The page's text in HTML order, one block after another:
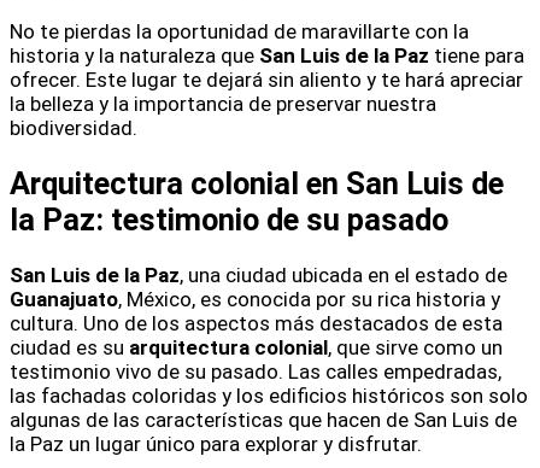
No te pierdas la oportunidad de maravillarte con la
historia y la naturaleza que San Luis de la Paz tiene para
ofrecer. Este lugar te dejará sin aliento y te hará apreciar
la belleza y la importancia de preservar nuestra
biodiversidad.
Arquitectura colonial en San Luis de
la Paz: testimonio de su pasado
San Luis de la Paz, una ciudad ubicada en el estado de
Guanajuato, México, es conocida por su rica historia y
cultura. Uno de los aspectos más destacados de esta
ciudad es su arquitectura colonial, que sirve como un
testimonio vivo de su pasado. Las calles empedradas,
las fachadas coloridas y los edificios históricos son solo
algunas de las características que hacen de San Luis de
la Paz un lugar único para explorar y disfrutar.